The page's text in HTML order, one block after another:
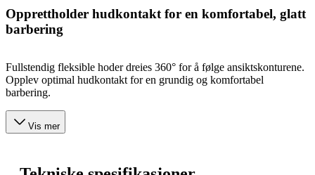
Opprettholder hudkontakt for en komfortabel, glatt
barbering
Fullstendig fleksible hoder dreies 360° for å følge ansiktskonturene.
Opplev optimal hudkontakt for en grundig og komfortabel
barbering.
Vis mer